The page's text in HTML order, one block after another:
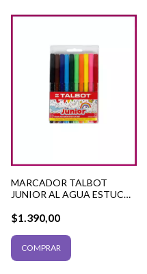
MARCADOR TALBOT
JUNIOR AL AGUA ESTUCHE
$1.390,00